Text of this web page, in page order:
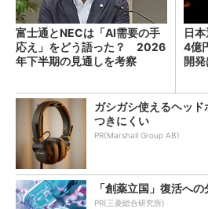
富士通とNECは「AI需要の手
応え」をどう語った？ 2026
年下半期の見通しを考察
日
4億
開
ガシガシ使えるヘッ
つきにくい
PR(Marshall Group AB)
「創薬立国」復活へ
PR(三菱総合研究所)